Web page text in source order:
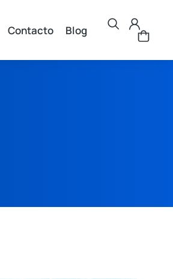
Contacto Blog